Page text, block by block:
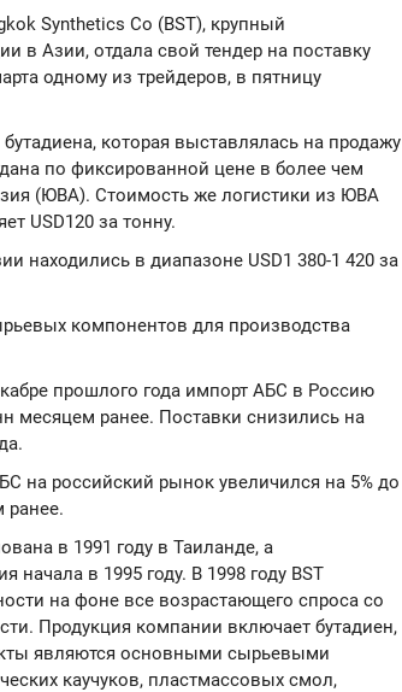
Synthetics Co (BST), крупный
в Азии, отдала свой тендер на поставку
одному из трейдеров, в пятницу
которая выставлялась на продажу
по фиксированной цене в более чем
(ЮВА). Стоимость же логистики из ЮВА
USD120 за тонну.
находились в диапазоне USD1 380-1 420 за
компонентов для производства
прошлого года импорт АБС в Россию
месяцем ранее. Поставки снизились на
на российский рынок увеличился на 5% до
ранее.
в 1991 году в Таиланде, а
в 1995 году. В 1998 году BST
на фоне все возрастающего спроса со
Продукция компании включает бутадиен,
являются основными сырьевыми
каучуков, пластмассовых смол,